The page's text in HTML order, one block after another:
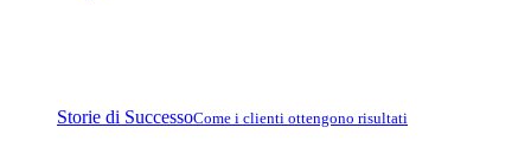
Storie di SuccessoCome i clienti ottengono risultati